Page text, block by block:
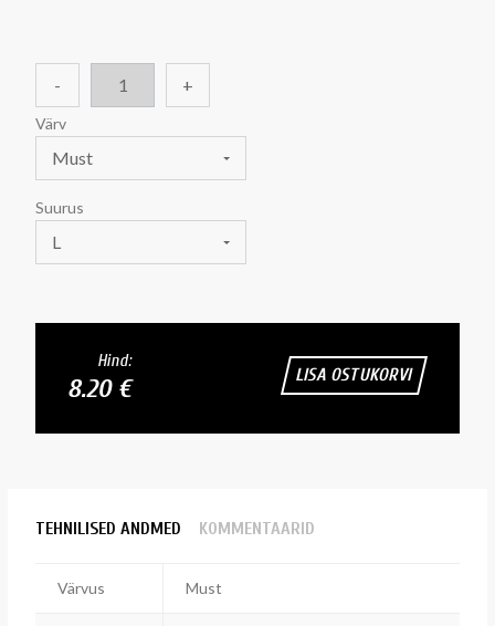
- +
Värv
Must
Suurus
L
Hind:
8.20 € LISA OSTUKORVI
TEHNILISED ANDMED KOMMENTAARID
Värvus Must